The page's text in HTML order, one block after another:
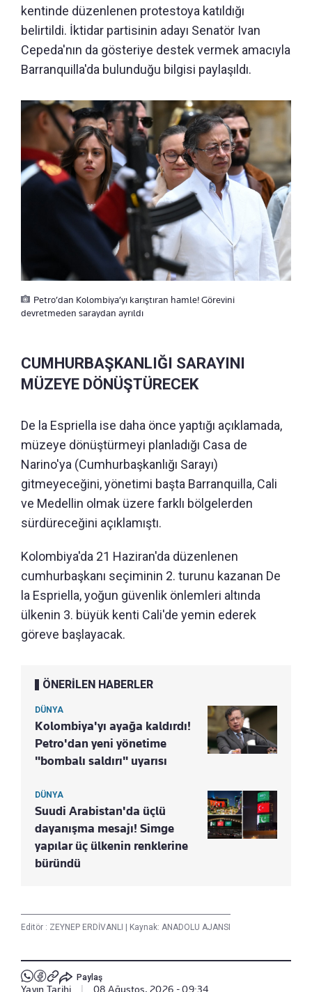
kentinde düzenlenen protestoya katıldığı
belirtildi. İktidar partisinin adayı Senatör Ivan
Cepeda'nın da gösteriye destek vermek amacıyla
Barranquilla'da bulunduğu bilgisi paylaşıldı.
Petro’dan Kolombiya’yı karıştıran hamle! Görevini
devretmeden saraydan ayrıldı
CUMHURBAŞKANLIĞI SARAYINI
MÜZEYE DÖNÜŞTÜRECEK
De la Espriella ise daha önce yaptığı açıklamada,
müzeye dönüştürmeyi planladığı Casa de
Narino'ya (Cumhurbaşkanlığı Sarayı)
gitmeyeceğini, yönetimi başta Barranquilla, Cali
ve Medellin olmak üzere farklı bölgelerden
sürdüreceğini açıklamıştı.
Kolombiya'da 21 Haziran'da düzenlenen
cumhurbaşkanı seçiminin 2. turunu kazanan De
la Espriella, yoğun güvenlik önlemleri altında
ülkenin 3. büyük kenti Cali'de yemin ederek
göreve başlayacak.
ÖNERİLEN HABERLER
DÜNYA
Kolombiya'yı ayağa kaldırdı!
Petro'dan yeni yönetime
"bombalı saldırı" uyarısı
DÜNYA
Suudi Arabistan'da üçlü
dayanışma mesajı! Simge
yapılar üç ülkenin renklerine
büründü
Editör : ZEYNEP ERDİVANLI Kaynak: ANADOLU AJANSI
Paylaş
Yayın Tarihi 08 Ağustos, 2026 - 09:34